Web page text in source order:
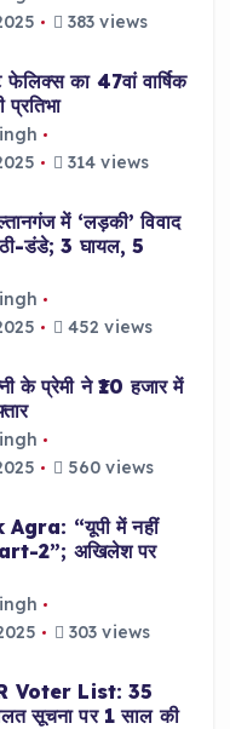
383 views
का 47वां वार्षिक
प्रतिभा
314 views
में ‘लड़की’ विवाद
डंडे; 3 घायल, 5
452 views
के प्रेमी ने ₹10 हजार में
560 views
“यूपी में नहीं
2”; अखिलेश पर
303 views
Voter List: 35
सूचना पर 1 साल की